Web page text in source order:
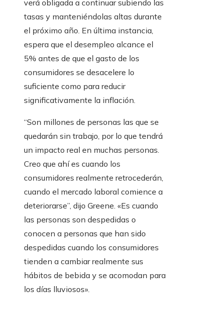
verá obligada a continuar subiendo las
tasas y manteniéndolas altas durante
el próximo año. En última instancia,
espera que el desempleo alcance el
5% antes de que el gasto de los
consumidores se desacelere lo
suficiente como para reducir
significativamente la inflación.
“Son millones de personas las que se
quedarán sin trabajo, por lo que tendrá
un impacto real en muchas personas.
Creo que ahí es cuando los
consumidores realmente retrocederán,
cuando el mercado laboral comience a
deteriorarse”, dijo Greene. «Es cuando
las personas son despedidas o
conocen a personas que han sido
despedidas cuando los consumidores
tienden a cambiar realmente sus
hábitos de bebida y se acomodan para
los días lluviosos».